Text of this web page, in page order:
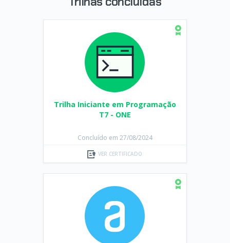
Trilha Iniciante em Programação
T7 - ONE
Concluído em 27/08/2024
VER CERTIFICADO